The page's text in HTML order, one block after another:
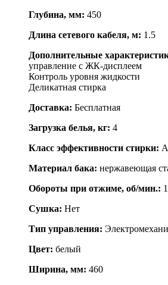
Глубина, мм: 450
Длина сетевого кабеля, м: 1.5
Дополнительные
управление с ЖК-дисплеем
Контроль уровня жидкости
Деликатная стирка
Доставка: Бесплатная
Загрузка белья, кг: 4
Класс эффективности стирки: A
Материал бака: нержавеющая
Обороты при отжиме, об/мин.:
Сушка: Нет
Тип управления:
Цвет: белый
Ширина, мм: 460